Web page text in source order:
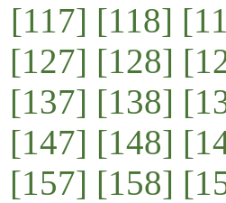
[117] [118]
[127] [128]
[137] [138]
[147] [148]
[157] [158]